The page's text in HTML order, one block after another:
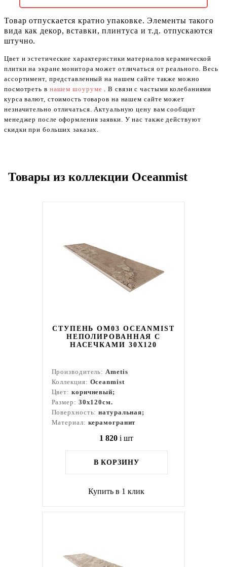
Товар отпускается кратно упаковке. Элементы такого
вида как декор, вставки, плинтуса и т.д. отпускаются
штучно.
Цвет и эстетические характеристики материалов керамической
плитки на экране монитора может отличаться от реального. Весь
ассортимент, представленный на нашем сайте также можно
посмотреть в нашем шоуруме . В связи с частыми колебаниями
курса валют, стоимость товаров на нашем сайте может
незначительно отличаться. Актуальную цену вам сообщит
менеджер после оформления заявки. У нас также действуют
скидки при больших заказах.
Товары из коллекции Oceanmist
СТУПЕНЬ OM03 OCEANMIST
НЕПОЛИРОВАННАЯ С
НАСЕЧКАМИ 30X120
Производитель:Ametis
Коллекция: Oceanmist
Цвет: коричневый;
Размер: 30x120см.
Поверхность:натуральная;
Материал: керамогранит
1 820 i шт
В КОРЗИНУ
Купить в 1 клик